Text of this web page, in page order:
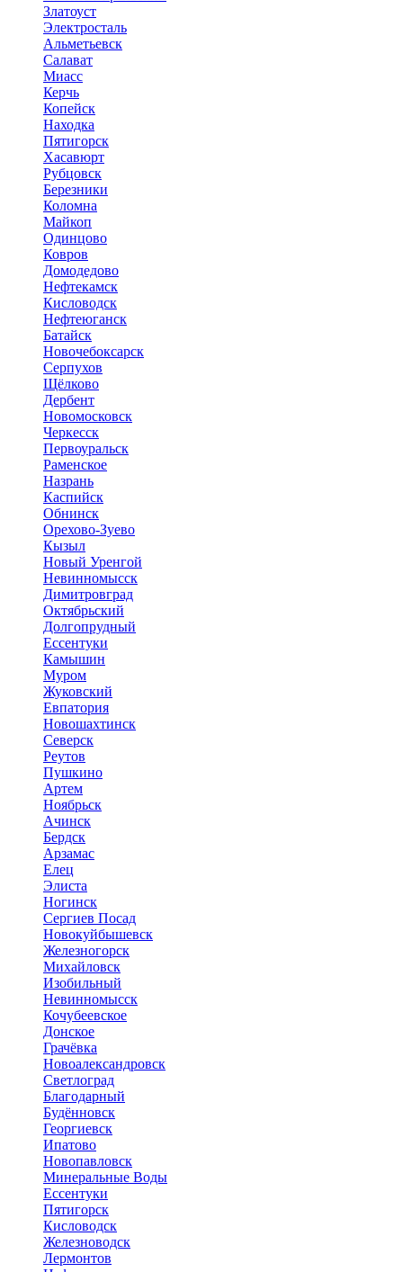
Златоуст
Электросталь
Альметьевск
Салават
Миасс
Керчь
Копейск
Находка
Пятигорск
Хасавюрт
Рубцовск
Березники
Коломна
Майкоп
Одинцово
Ковров
Домодедово
Нефтекамск
Кисловодск
Нефтеюганск
Батайск
Новочебоксарск
Серпухов
Щёлково
Дербент
Новомосковск
Черкесск
Первоуральск
Раменское
Назрань
Каспийск
Обнинск
Орехово-Зуево
Кызыл
Новый Уренгой
Невинномысск
Димитровград
Октябрьский
Долгопрудный
Ессентуки
Камышин
Муром
Жуковский
Евпатория
Новошахтинск
Северск
Реутов
Пушкино
Артем
Ноябрьск
Ачинск
Бердск
Арзамас
Елец
Элиста
Ногинск
Сергиев Посад
Новокуйбышевск
Железногорск
Михайловск
Изобильный
Невинномысск
Кочубеевское
Донское
Грачёвка
Новоалександровск
Светлоград
Благодарный
Будённовск
Георгиевск
Ипатово
Новопавловск
Минеральные Воды
Ессентуки
Пятигорск
Кисловодск
Железноводск
Лермонтов